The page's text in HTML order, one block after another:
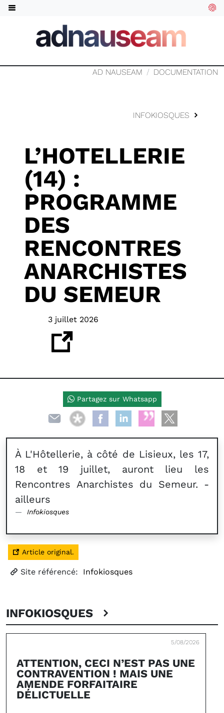
AD NAUSEAM DOCUMENTATION
INFOKIOSQUES
L’HOTELLERIE
(14) :
PROGRAMME
DES
RENCONTRES
ANARCHISTES
DU SEMEUR
3 juillet 2026
À L'Hôtellerie, à côté de Lisieux, les 17,
18 et 19 juillet, auront lieu les
Rencontres Anarchistes du Semeur. -
ailleurs
Infokiosques
Article original.
Site référencé: Infokiosques
INFOKIOSQUES
5/08/2026
ATTENTION, CECI N’EST PAS UNE
CONTRAVENTION ! MAIS UNE
AMENDE FORFAITAIRE
DÉLICTUELLE
Partagez sur Whatsapp